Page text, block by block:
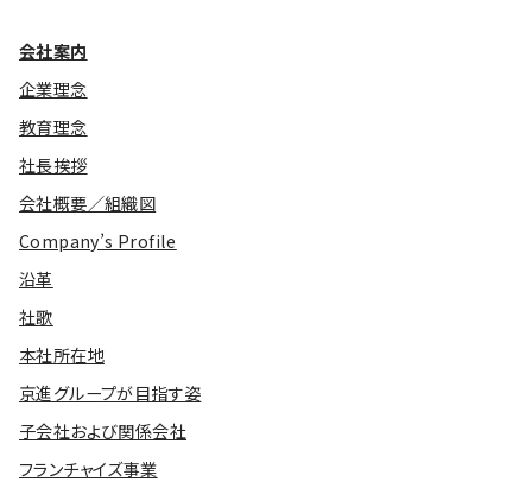
会社案内
企業理念
教育理念
社長挨拶
会社概要／組織図
Company’s Profile
沿革
社歌
本社所在地
京進グループが目指す姿
子会社および関係会社
フランチャイズ事業